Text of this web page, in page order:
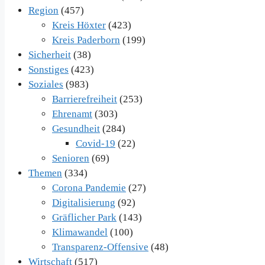
Region (457)
Kreis Höxter (423)
Kreis Paderborn (199)
Sicherheit (38)
Sonstiges (423)
Soziales (983)
Barrierefreiheit (253)
Ehrenamt (303)
Gesundheit (284)
Covid-19 (22)
Senioren (69)
Themen (334)
Corona Pandemie (27)
Digitalisierung (92)
Gräflicher Park (143)
Klimawandel (100)
Transparenz-Offensive (48)
Wirtschaft (517)